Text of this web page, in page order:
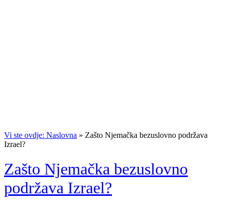
Vi ste ovdje: Naslovna » Zašto Njemačka bezuslovno podržava
Izrael?
Zašto Njemačka bezuslovno
podržava Izrael?